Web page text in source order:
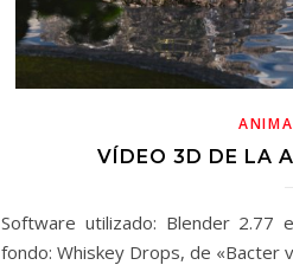
VÍDEO 3D DE LA
Software utilizado: Blender 2.77
fondo: Whiskey Drops, de «Bacter